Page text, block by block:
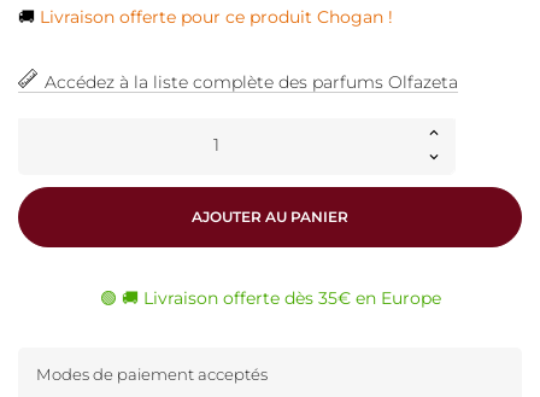
🚚 Livraison offerte pour ce produit Chogan !
Accédez à la liste complète des parfums Olfazeta
AJOUTER AU PANIER
🟢 🚚 Livraison offerte dès 35€ en Europe
Modes de paiement acceptés